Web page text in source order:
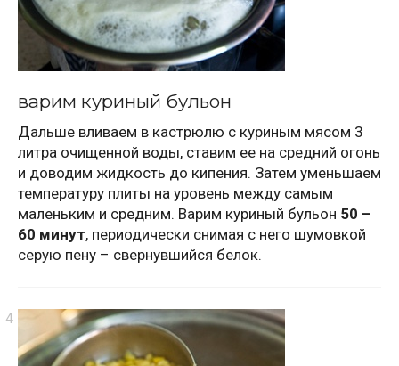
варим куриный бульон
Дальше вливаем в кастрюлю с куриным мясом 3
литра очищенной воды, ставим ее на средний огонь
и доводим жидкость до кипения. Затем уменьшаем
температуру плиты на уровень между самым
маленьким и средним. Варим куриный бульон 50 –
60 минут, периодически снимая с него шумовкой
серую пену – свернувшийся белок.